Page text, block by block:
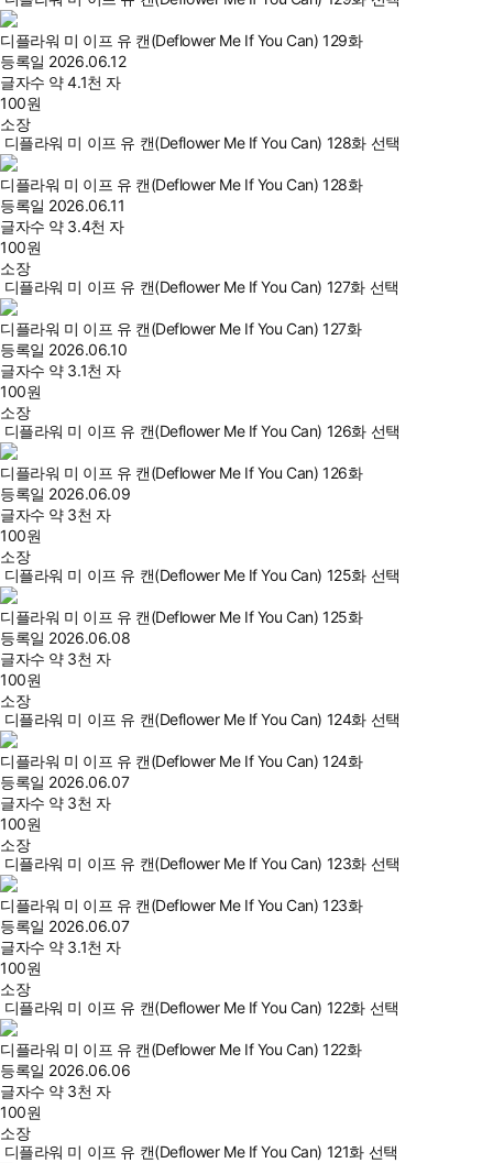
디플라워 미 이프 유 캔(Deflower Me If You Can) 129화
등록일 2026.06.12
글자수 약 4.1천 자
100원
소장
디플라워 미 이프 유 캔(Deflower Me If You Can) 128화 선택
디플라워 미 이프 유 캔(Deflower Me If You Can) 128화
등록일 2026.06.11
글자수 약 3.4천 자
100원
소장
디플라워 미 이프 유 캔(Deflower Me If You Can) 127화 선택
디플라워 미 이프 유 캔(Deflower Me If You Can) 127화
등록일 2026.06.10
글자수 약 3.1천 자
100원
소장
디플라워 미 이프 유 캔(Deflower Me If You Can) 126화 선택
디플라워 미 이프 유 캔(Deflower Me If You Can) 126화
등록일 2026.06.09
글자수 약 3천 자
100원
소장
디플라워 미 이프 유 캔(Deflower Me If You Can) 125화 선택
디플라워 미 이프 유 캔(Deflower Me If You Can) 125화
등록일 2026.06.08
글자수 약 3천 자
100원
소장
디플라워 미 이프 유 캔(Deflower Me If You Can) 124화 선택
디플라워 미 이프 유 캔(Deflower Me If You Can) 124화
등록일 2026.06.07
글자수 약 3천 자
100원
소장
디플라워 미 이프 유 캔(Deflower Me If You Can) 123화 선택
디플라워 미 이프 유 캔(Deflower Me If You Can) 123화
등록일 2026.06.07
글자수 약 3.1천 자
100원
소장
디플라워 미 이프 유 캔(Deflower Me If You Can) 122화 선택
디플라워 미 이프 유 캔(Deflower Me If You Can) 122화
등록일 2026.06.06
글자수 약 3천 자
100원
소장
디플라워 미 이프 유 캔(Deflower Me If You Can) 121화 선택